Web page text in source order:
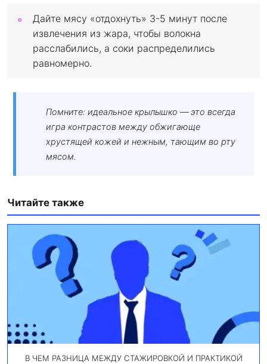
Дайте мясу «отдохнуть» 3-5 минут после
извлечения из жара, чтобы волокна
расслабились, а соки распределились
равномерно.
Помните: идеальное крылышко — это всегда
игра контрастов между обжигающе
хрустящей кожей и нежным, тающим во рту
мясом.
Читайте также
В ЧЕМ РАЗНИЦА МЕЖДУ СТАЖИРОВКОЙ И ПРАКТИКОЙ